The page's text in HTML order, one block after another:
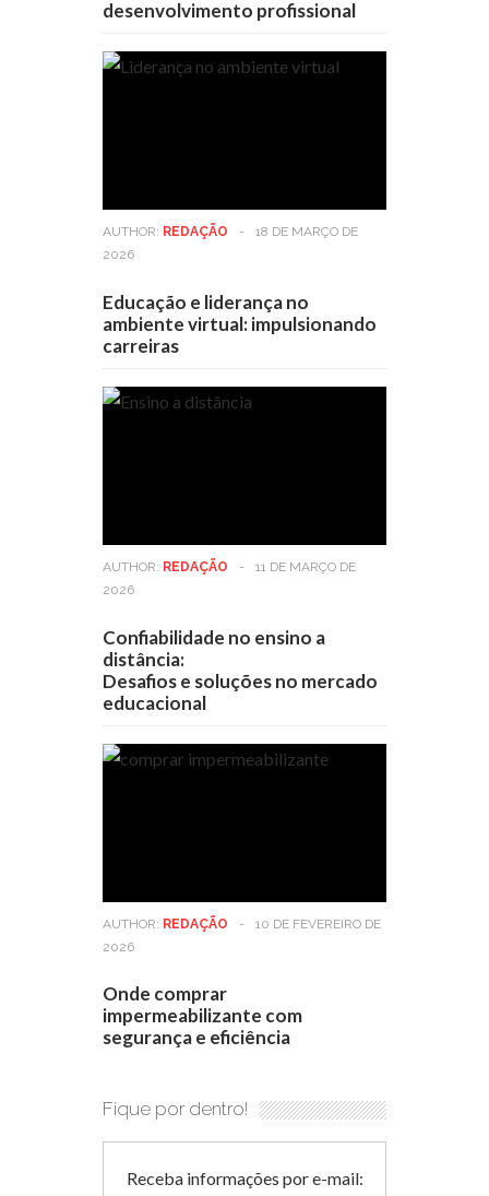
desenvolvimento profissional
AUTHOR: REDAÇÃO -
18 DE MARÇO DE
2026
Educação e liderança no
ambiente virtual: impulsionando
carreiras
AUTHOR: REDAÇÃO -
11 DE MARÇO DE
2026
Confiabilidade no ensino a
distância:
Desafios e soluções no mercado
educacional
AUTHOR: REDAÇÃO -
10 DE FEVEREIRO DE
2026
Onde comprar
impermeabilizante com
segurança e eficiência
Fique por dentro!
Receba informações por e-mail: